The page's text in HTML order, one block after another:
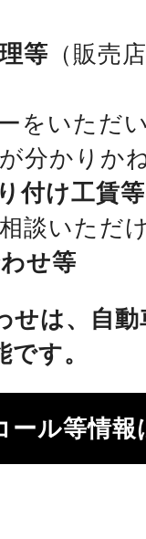
等 （販売
をいただ
分かりか
付け工賃
談いただ
せ等
は、自
す。
ール等情報